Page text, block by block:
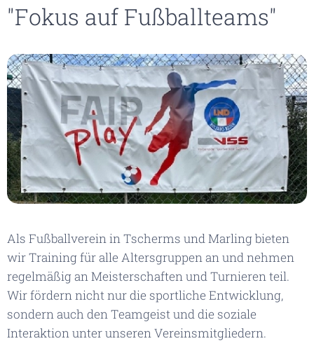
"Fokus auf Fußballteams"
Als Fußballverein in Tscherms und Marling bieten
wir Training für alle Altersgruppen an und nehmen
regelmäßig an Meisterschaften und Turnieren teil.
Wir fördern nicht nur die sportliche Entwicklung,
sondern auch den Teamgeist und die soziale
Interaktion unter unseren Vereinsmitgliedern.